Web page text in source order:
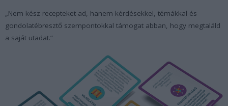
„Nem kész recepteket ad, hanem kérdésekkel, témákkal és
gondolatébresztő szempontokkal támogat abban, hogy megtaláld
a saját utadat.”